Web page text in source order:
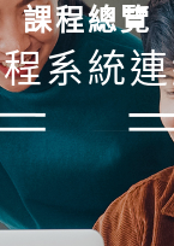
課程總覽
系統